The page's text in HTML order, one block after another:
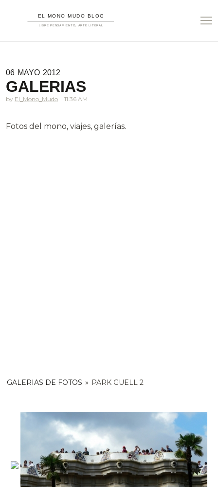
06 MAYO 2012
GALERIAS
El_Mono_Mudo 11.36 AM
Fotos del mono, viajes, galerías.
GALERIAS DE FOTOS » PARK GUELL 2